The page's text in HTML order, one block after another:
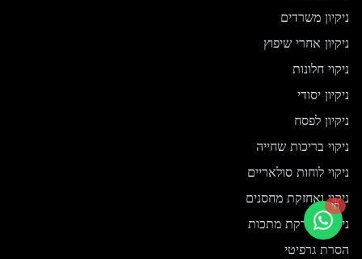
ניקיון משרדים
ניקיון אחרי שיפוץ
ניקוי חלונות
ניקיון יסודי
ניקיון לפסח
ניקוי בריכות שחייה
ניקוי לוחות סולאריים
ניקוי ואחזקת מחסנים
ניקוי והברקת מתכות
הסרת גרפיטי
חי